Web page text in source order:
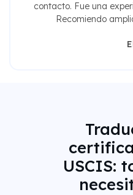
contacto. Fue una
Recomiendo
USCIS: